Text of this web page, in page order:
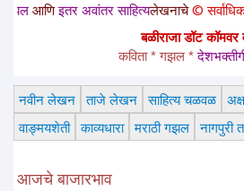
अवांतर साहित्यलेखनाचे© सर्वाधिकारसुरक्षित
बळीराजा डॉट कॉमवर
कविता * गझल * देशभक्तीगीत *
नवीन लेखन ताजे लेखन साहित्य चळवळ
वाङ्मयशेती काव्यधारा मराठी गझल नागपुरी
आजचे बाजारभाव